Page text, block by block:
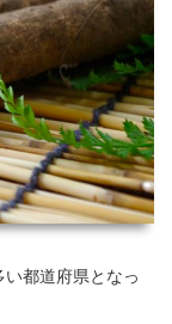
都道府県となっ